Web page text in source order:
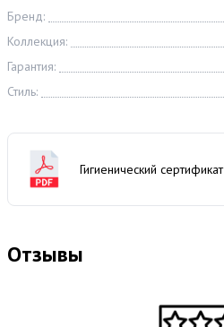
Бренд:
Коллекция:
Гарантия:
Стиль:
Гигиенический сертификат
Отзывы